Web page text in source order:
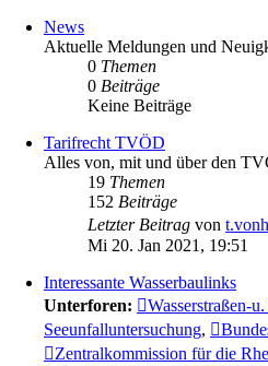
News
Aktuelle Meldungen und
0 Themen
0 Beiträge
Keine Beiträge
Tarifrecht TVÖD
Alles von, mit und über den
19 Themen
152 Beiträge
Letzter Beitrag von
Mi 20. Jan 2021, 19:51
Interessante Wasserbaulinks
Unterforen:
Wasserstraßen-
Seeunfalluntersuchung,
Zentralkommission für die